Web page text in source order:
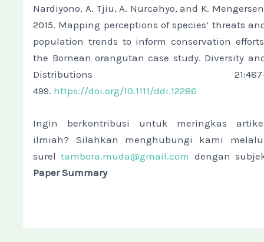
Nardiyono, A. Tjiu, A. Nurcahyo, and K.
2015. Mapping perceptions of species’ threats
population trends to inform conservation
the Bornean orangutan case study. Diversity
Distributions
499. https://doi.org/10.1111/ddi.12286
Ingin berkontribusi untuk meringkas
ilmiah? Silahkan menghubungi kami
sureltambora.muda@gmail.com dengan
Paper Summary